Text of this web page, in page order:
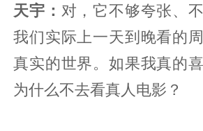
天宇： 对，它不够夸张、
我们实际上一天到晚看的
真实的世界。如果我真的
为什么不去看真人电影？